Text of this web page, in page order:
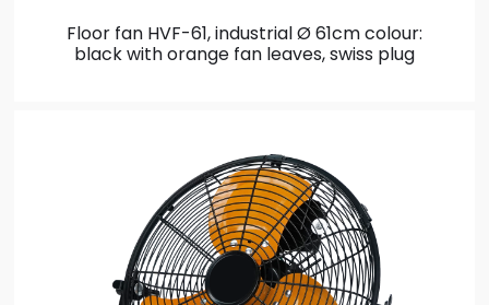
Floor fan HVF-61, industrial Ø 61cmcolour:
black with orange fan leaves, swiss plug